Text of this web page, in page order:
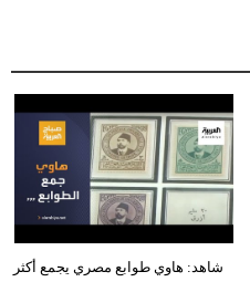
شاهد: هاوي طوابع مصري يجمع أكثر